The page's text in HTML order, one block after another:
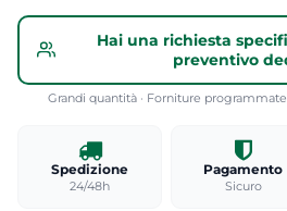
Hai una richiesta
preventivo
Grandi quantità · Forniture
Spedizione
24/48h
Pagamento
Sicuro